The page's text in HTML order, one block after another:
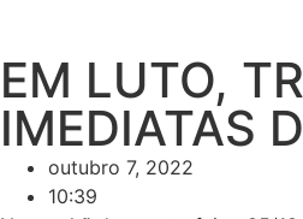
EM LUTO,
IMEDIATAS
outubro 7, 2022
10:39